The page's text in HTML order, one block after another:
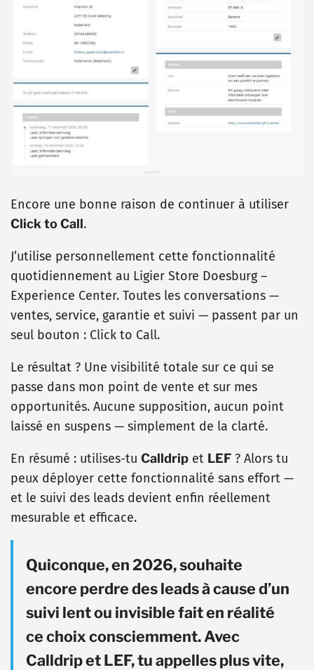
Encore une bonne raison de continuer à utiliser
Click to Call.
J’utilise personnellement cette fonctionnalité
quotidiennement au Ligier Store Doesburg –
Experience Center. Toutes les conversations —
ventes, service, garantie et suivi — passent par un
seul bouton : Click to Call.
Le résultat ? Une visibilité totale sur ce qui se
passe dans mon point de vente et sur mes
opportunités. Aucune supposition, aucun point
laissé en suspens — simplement de la clarté.
En résumé : utilises-tu Calldrip et LEF ? Alors tu
peux déployer cette fonctionnalité sans effort —
et le suivi des leads devient enfin réellement
mesurable et efficace.
Quiconque, en 2026, souhaite
encore perdre des leads à cause d’un
suivi lent ou invisible fait en réalité
ce choix consciemment. Avec
Calldrip et LEF, tu appelles plus vite,